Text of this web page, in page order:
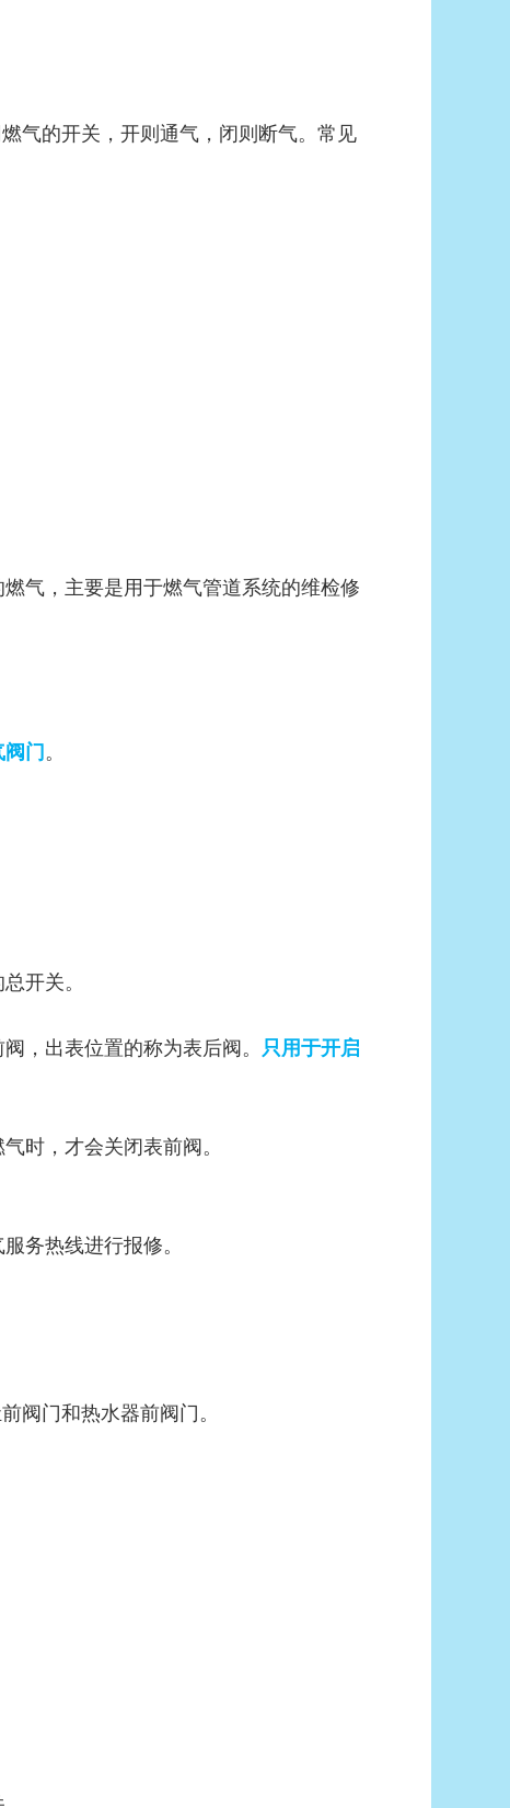
气的开关，开则通气，闭则断气。常见
气，主要是用于燃气管道系统的维检修
门。
开关。
，出表位置的称为表后阀。 只用于开启
时，才会关闭表前阀。
务热线进行报修。
阀门和热水器前阀门。